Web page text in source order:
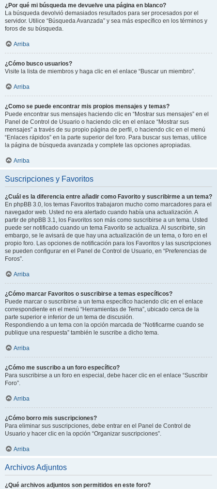
¿Por qué mi búsqueda me devuelve una página en blanco?
La búsqueda devolvió demasiados resultados para ser procesados por el
servidor. Utilice “Búsqueda Avanzada” y sea más específico en los términos y
foros de su búsqueda.
Arriba
¿Cómo busco usuarios?
Visite la lista de miembros y haga clic en el enlace “Buscar un miembro”.
Arriba
¿Como se puede encontrar mis propios mensajes y temas?
Puede encontrar sus mensajes haciendo clic en “Mostrar sus mensajes” en el
Panel de Control de Usuario o haciendo clic en el enlace “Mostrar sus
mensajes” a través de su propio página de perfil, o haciendo clic en el menú
“Enlaces rápidos” en la parte superior del foro. Para buscar sus temas, utilice
la página de búsqueda avanzada y complete las opciones apropiadas.
Arriba
Suscripciones y Favoritos
¿Cuál es la diferencia entre añadir como Favorito y suscribirme a un tema?
En phpBB 3.0, los temas Favoritos trabajaron mucho como marcadores para el
navegador web. Usted no era alertado cuando había una actualización. A
partir de phpBB 3.1, los Favoritos son más como suscribirse a un tema. Usted
puede ser notificado cuando un tema Favorito se actualiza. Al suscribirte, sin
embargo, se le avisará de que hay una actualización de un tema, o foro en el
propio foro. Las opciones de notificación para los Favoritos y las suscripciones
se pueden configurar en el Panel de Control de Usuario, en “Preferencias de
Foros”.
Arriba
¿Cómo marcar Favoritos o suscribirse a temas específicos?
Puede marcar o suscribirse a un tema específico haciendo clic en el enlace
correspondiente en el menú “Herramientas de Tema”, ubicado cerca de la
parte superior e inferior de un tema de discusión.
Respondiendo a un tema con la opción marcada de “Notificarme cuando se
publique una respuesta” también le suscribe a dicho tema.
Arriba
¿Cómo me suscribo a un foro específico?
Para suscribirse a un foro en especial, debe hacer clic en el enlace “Suscribir
Foro”.
Arriba
¿Cómo borro mis suscripciones?
Para eliminar sus suscripciones, debe entrar en el Panel de Control de
Usuario y hacer clic en la opción “Organizar suscripciones”.
Arriba
Archivos Adjuntos
¿Qué archivos adjuntos son permitidos en este foro?